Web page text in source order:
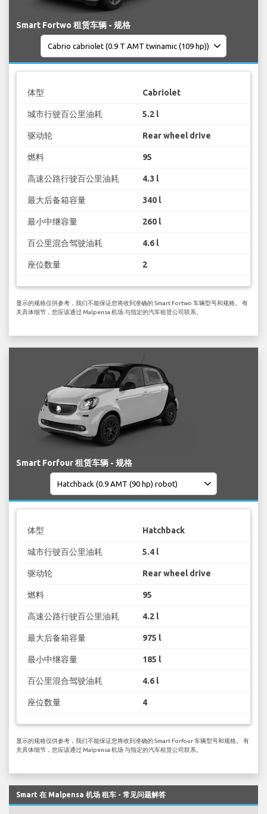
Smart Fortwo 租赁车辆 - 规格
体型 Cabriolet
城市行驶百公里油耗 5.2 l
驱动轮 Rear wheel drive
燃料 95
高速公路行驶百公里油耗 4.3 l
最大后备箱容量 340 l
最小中继容量 260 l
百公里混合驾驶油耗 4.6 l
座位数量 2
显示的规格仅供参考，我们不能保证您将收到准确的 Smart Fortwo 车辆型号和规格。 有
关具体细节，您应该通过 Malpensa 机场 与指定的汽车租赁公司联系。
Smart Forfour 租赁车辆 - 规格
体型 Hatchback
城市行驶百公里油耗 5.4 l
驱动轮 Rear wheel drive
燃料 95
高速公路行驶百公里油耗 4.2 l
最大后备箱容量 975 l
最小中继容量 185 l
百公里混合驾驶油耗 4.6 l
座位数量 4
显示的规格仅供参考，我们不能保证您将收到准确的 Smart Forfour 车辆型号和规格。 有
关具体细节，您应该通过 Malpensa 机场 与指定的汽车租赁公司联系。
Smart 在 Malpensa 机场 租车 - 常见问题解答